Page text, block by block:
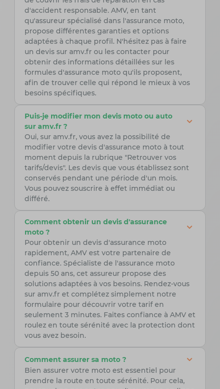
d'accident responsable. AMV, en tant
qu'assureur spécialisé dans l'assurance moto,
propose différentes garanties et options
adaptées à chaque profil. N'hésitez pas à faire
un devis sur amv.fr ou les contacter pour
obtenir des informations détaillées sur les
formules d'assurance moto qu'ils proposent,
afin de trouver celle qui répond le mieux à vos
besoins spécifiques.
Puis-je modifier mon devis moto ou auto
sur amv.fr ?
Oui, sur amv.fr, vous avez la possibilité de
modifier votre devis d'assurance moto à tout
moment depuis la rubrique "Retrouver vos
tarifs/devis". Les devis que vous établissez sont
conservés pendant une période d'un mois.
Vous pouvez souscrire à effet immédiat ou
différé.
Comment obtenir un devis d'assurance
moto ?
Pour obtenir un devis d'assurance moto
rapidement, AMV est votre partenaire de
confiance. Spécialiste de l'assurance moto
depuis 50 ans, cet assureur propose des
solutions adaptées à vos besoins. Rendez-vous
sur amv.fr et complétez simplement notre
formulaire pour découvrir votre tarif en
seulement 3 minutes. Faites confiance à AMV et
roulez en toute sérénité avec la protection dont
vous avez besoin.
Comment assurer sa moto ?
Bien assurer votre moto est essentiel pour
prendre la route en toute sérénité. Pour cela,